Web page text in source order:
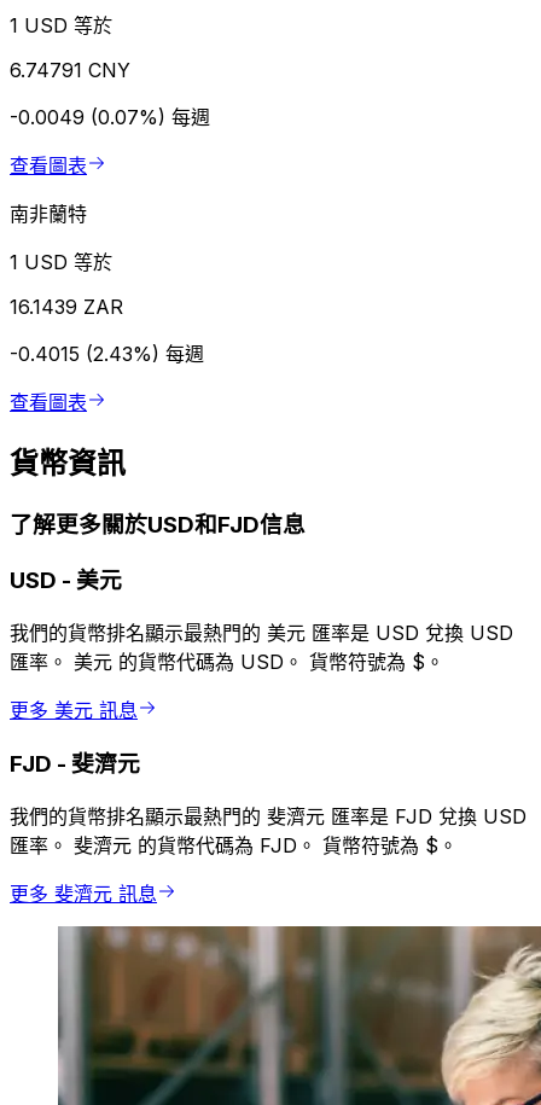
1 USD 等於
6.74791 CNY
-0.0049 (0.07%) 每週
查看圖表
南非蘭特
1 USD 等於
16.1439 ZAR
-0.4015 (2.43%) 每週
查看圖表
貨幣資訊
了解更多關於USD和FJD信息
USD - 美元
我們的貨幣排名顯示最熱門的 美元 匯率是 USD 兌換 USD
匯率。 美元 的貨幣代碼為 USD。 貨幣符號為 $。
更多 美元 訊息
FJD - 斐濟元
我們的貨幣排名顯示最熱門的 斐濟元 匯率是 FJD 兌換 USD
匯率。 斐濟元 的貨幣代碼為 FJD。 貨幣符號為 $。
更多 斐濟元 訊息